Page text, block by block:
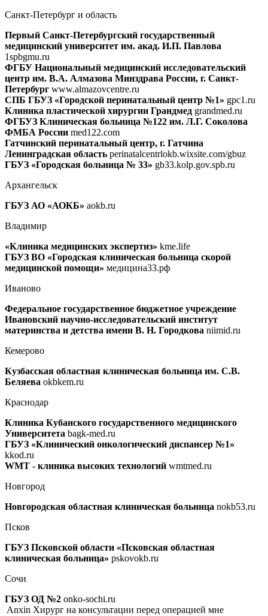
Санкт-Петербург и область
Первый Санкт-Петербургский государственный
медицинский университет им. акад. И.П. Павлова
1spbgmu.ru
ФГБУ Национальный медицинский исследовательский
центр им. В.А. Алмазова Минздрава России, г. Санкт-
Петербург www.almazovcentre.ru
СПБ ГБУЗ «Городской перинатальный центр №1» gpc1.ru
Клиника пластической хирургии Грандмед grandmed.ru
ФГБУЗ Клиническая больница №122 им. Л.Г. Соколова
ФМБА России med122.com
Гатчинский перинатальный центр, г. Гатчина
Ленинградская область perinatalcentrlokb.wixsite.com/gbuz
ГБУЗ «Городская больница № 33» gb33.kolp.gov.spb.ru
Архангельск
ГБУЗ АО «АОКБ» aokb.ru
Владимир
«Клиника медицинских экспертиз» kme.life
ГБУЗ ВО «Городская клиническая больница скорой
медицинской помощи» медицина33.рф
Иваново
Федеральное государственное бюджетное учреждение
Ивановский научно-исследовательский институт
материнства и детства имени В. Н. Городкова niimid.ru
Кемерово
Кузбасская областная клиническая больница им. С.В.
Беляева okbkem.ru
Краснодар
Клиника Кубанского государственного медицинского
Университета bagk-med.ru
ГБУЗ «Клинический онкологический диспансер №1»
kkod.ru
WMT - клиника высоких технологий wmtmed.ru
Новгород
Новгородская областная клиническая больница nokb53.ru
Псков
ГБУЗ Псковской области «Псковская областная
клиническая больница» pskovokb.ru
Сочи
ГБУЗ ОД №2 onko-sochi.ru
Anxin Хирург на консультации перед операцией мне